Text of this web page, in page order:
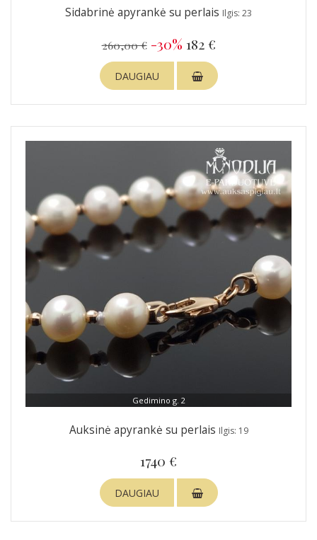
Sidabrinė apyrankė su perlais Ilgis: 23
260,00 € -30% 182 €
DAUGIAU
Gedimino g. 2
Auksinė apyrankė su perlais Ilgis: 19
1740 €
DAUGIAU